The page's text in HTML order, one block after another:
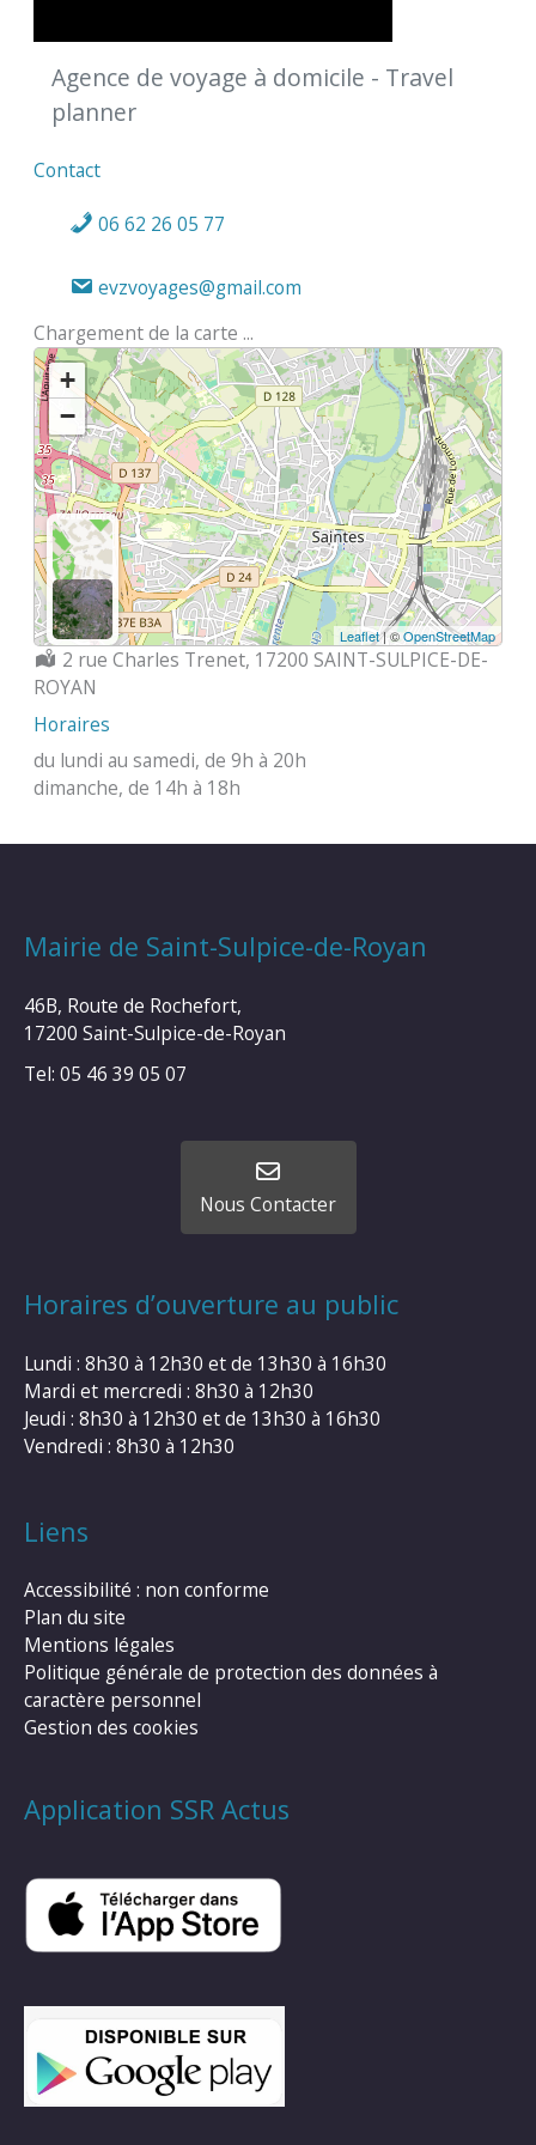
Agence de voyage à domicile - Travel
planner
Contact
06 62 26 05 77
evzvoyages@gmail.com
Chargement de la carte ...
+
−
Leaflet| ©OpenStreetMap
Localisation :
2 rue Charles Trenet, 17200 SAINT-SULPICE-DE-
ROYAN
Horaires
du lundi au samedi, de 9h à 20h
dimanche, de 14h à 18h
Mairie de Saint-Sulpice-de-Royan
46B, Route de Rochefort,
17200 Saint-Sulpice-de-Royan
Tel: 05 46 39 05 07
Nous Contacter
Horaires d’ouverture au public
Lundi : 8h30 à 12h30 et de 13h30 à 16h30
Mardi et mercredi : 8h30 à 12h30
Jeudi : 8h30 à 12h30 et de 13h30 à 16h30
Vendredi : 8h30 à 12h30
Liens
Accessibilité : non conforme
Plan du site
Mentions légales
Politique générale de protection des données à
caractère personnel
Gestion des cookies
Application SSR Actus